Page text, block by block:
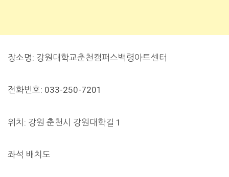
장소명: 강원대학교춘천캠퍼스백령아트센터
전화번호: 033-250-7201
위치: 강원 춘천시 강원대학길 1
좌석 배치도